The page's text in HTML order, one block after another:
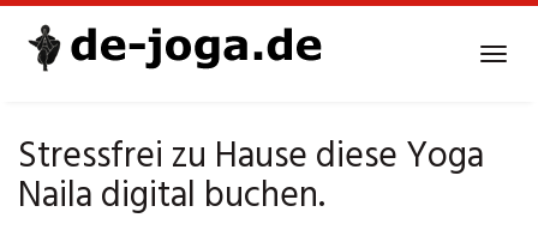
Stressfrei zu Hause diese Yoga
Naila digital buchen.